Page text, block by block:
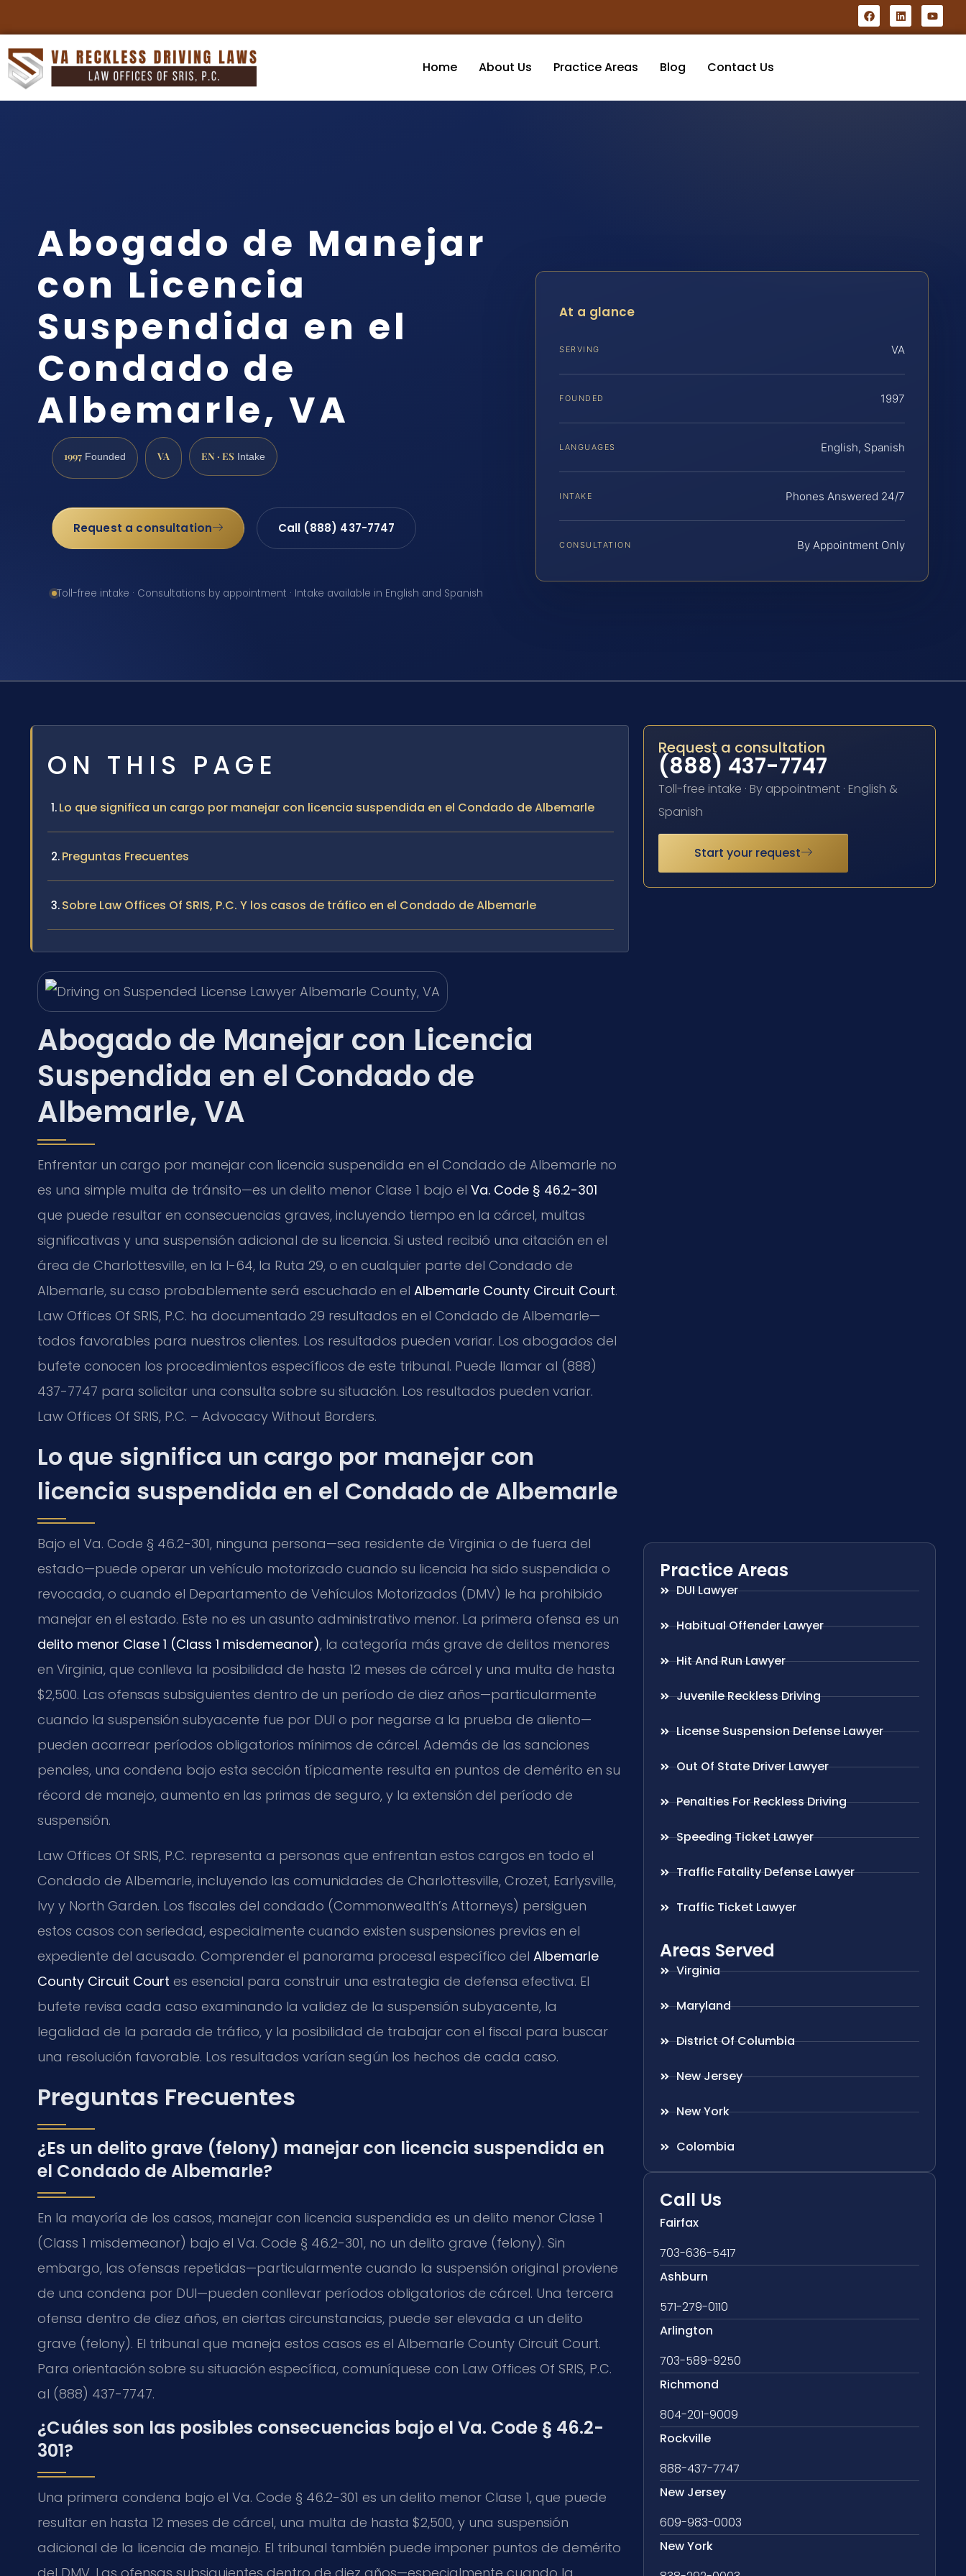
Home About Us Practice Areas Blog Contact Us
Abogado de Manejar
con Licencia
Suspendida en el
Condado de
Albemarle, VA
1997 Founded VA EN · ES Intake
Request a consultation Call (888) 437-7747
Toll-free intake · Consultations by appointment · Intake available in English and Spanish
At a glance
SERVING VA
FOUNDED 1997
LANGUAGES English, Spanish
INTAKE Phones Answered 24/7
CONSULTATION By Appointment Only
ON THIS PAGE
Lo que significa un cargo por manejar con licencia suspendida en el Condado de Albemarle
Preguntas Frecuentes
Sobre Law Offices Of SRIS, P.C. Y los casos de tráfico en el Condado de Albemarle
Abogado de Manejar con Licencia
Suspendida en el Condado de
Albemarle, VA
Enfrentar un cargo por manejar con licencia suspendida en el Condado de Albemarle no
es una simple multa de tránsito—es un delito menor Clase 1 bajo el Va. Code § 46.2-301
que puede resultar en consecuencias graves, incluyendo tiempo en la cárcel, multas
significativas y una suspensión adicional de su licencia. Si usted recibió una citación en el
área de Charlottesville, en la I-64, la Ruta 29, o en cualquier parte del Condado de
Albemarle, su caso probablemente será escuchado en el Albemarle County Circuit Court.
Law Offices Of SRIS, P.C. ha documentado 29 resultados en el Condado de Albemarle—
todos favorables para nuestros clientes. Los resultados pueden variar. Los abogados del
bufete conocen los procedimientos específicos de este tribunal. Puede llamar al (888)
437-7747 para solicitar una consulta sobre su situación. Los resultados pueden variar.
Law Offices Of SRIS, P.C. – Advocacy Without Borders.
Lo que significa un cargo por manejar con
licencia suspendida en el Condado de Albemarle
Bajo el Va. Code § 46.2-301, ninguna persona—sea residente de Virginia o de fuera del
estado—puede operar un vehículo motorizado cuando su licencia ha sido suspendida o
revocada, o cuando el Departamento de Vehículos Motorizados (DMV) le ha prohibido
manejar en el estado. Este no es un asunto administrativo menor. La primera ofensa es un
delito menor Clase 1 (Class 1 misdemeanor), la categoría más grave de delitos menores
en Virginia, que conlleva la posibilidad de hasta 12 meses de cárcel y una multa de hasta
$2,500. Las ofensas subsiguientes dentro de un período de diez años—particularmente
cuando la suspensión subyacente fue por DUI o por negarse a la prueba de aliento—
pueden acarrear períodos obligatorios mínimos de cárcel. Además de las sanciones
penales, una condena bajo esta sección típicamente resulta en puntos de demérito en su
récord de manejo, aumento en las primas de seguro, y la extensión del período de
suspensión.
Law Offices Of SRIS, P.C. representa a personas que enfrentan estos cargos en todo el
Condado de Albemarle, incluyendo las comunidades de Charlottesville, Crozet, Earlysville,
Ivy y North Garden. Los fiscales del condado (Commonwealth’s Attorneys) persiguen
estos casos con seriedad, especialmente cuando existen suspensiones previas en el
expediente del acusado. Comprender el panorama procesal específico del Albemarle
County Circuit Court es esencial para construir una estrategia de defensa efectiva. El
bufete revisa cada caso examinando la validez de la suspensión subyacente, la
legalidad de la parada de tráfico, y la posibilidad de trabajar con el fiscal para buscar
una resolución favorable. Los resultados varían según los hechos de cada caso.
Preguntas Frecuentes
¿Es un delito grave (felony) manejar con licencia suspendida en
el Condado de Albemarle?
En la mayoría de los casos, manejar con licencia suspendida es un delito menor Clase 1
(Class 1 misdemeanor) bajo el Va. Code § 46.2-301, no un delito grave (felony). Sin
embargo, las ofensas repetidas—particularmente cuando la suspensión original proviene
de una condena por DUI—pueden conllevar períodos obligatorios de cárcel. Una tercera
ofensa dentro de diez años, en ciertas circunstancias, puede ser elevada a un delito
grave (felony). El tribunal que maneja estos casos es el Albemarle County Circuit Court.
Para orientación sobre su situación específica, comuníquese con Law Offices Of SRIS, P.C.
al (888) 437-7747.
¿Cuáles son las posibles consecuencias bajo el Va. Code § 46.2-
301?
Una primera condena bajo el Va. Code § 46.2-301 es un delito menor Clase 1, que puede
resultar en hasta 12 meses de cárcel, una multa de hasta $2,500, y una suspensión
adicional de la licencia de manejo. El tribunal también puede imponer puntos de demérito
Request a consultation
(888) 437-7747
Toll-free intake · By appointment · English &
Spanish
Start your request
Practice Areas
DUI Lawyer
Habitual Offender Lawyer
Hit And Run Lawyer
Juvenile Reckless Driving
License Suspension Defense Lawyer
Out Of State Driver Lawyer
Penalties For Reckless Driving
Speeding Ticket Lawyer
Traffic Fatality Defense Lawyer
Traffic Ticket Lawyer
Areas Served
Virginia
Maryland
District Of Columbia
New Jersey
New York
Colombia
Call Us
Fairfax
703-636-5417
Ashburn
571-279-0110
Arlington
703-589-9250
Richmond
804-201-9009
Rockville
888-437-7747
New Jersey
609-983-0003
New York